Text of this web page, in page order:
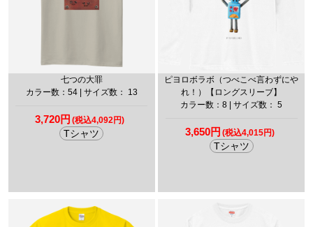
七つの大罪
カラー数：54 | サイズ数： 13
3,720円 (税込4,092円)
Tシャツ
ピヨロボラボ（つべこべ言わずにや
れ！）【ロングスリーブ】
カラー数：8 | サイズ数： 5
3,650円 (税込4,015円)
Tシャツ